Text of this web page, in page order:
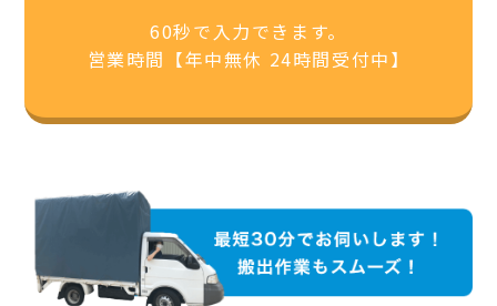
60秒で入力できます。
営業時間【年中無休 24時間受付中】